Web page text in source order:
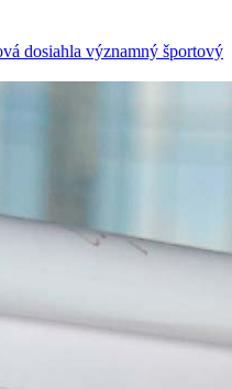
dosiahla významný športový